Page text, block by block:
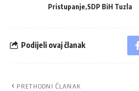
Pristupanje SDP BiH Tuzla
Podijeli ovaj članak
PRETHODNI ČLANAK